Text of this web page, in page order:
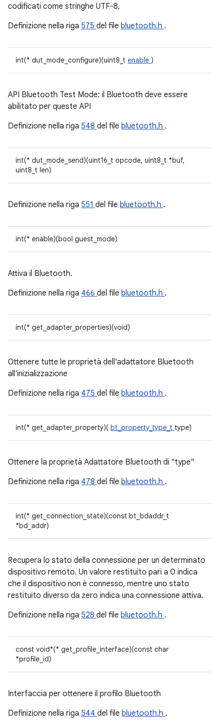
codificati come stringhe UTF-8.
Definizione nella riga 575 del file bluetooth.h .
int(* dut_mode_configure)(uint8_t enable )
API Bluetooth Test Mode: il Bluetooth deve essere
abilitato per queste API
Definizione nella riga 548 del file bluetooth.h .
int(* dut_mode_send)(uint16_t opcode, uint8_t *buf,
uint8_t len)
Definizione nella riga 551 del file bluetooth.h .
int(* enable)(bool guest_mode)
Attiva il Bluetooth.
Definizione nella riga 466 del file bluetooth.h .
int(* get_adapter_properties)(void)
Ottenere tutte le proprietà dell'adattatore Bluetooth
all'inizializzazione
Definizione nella riga 475 del file bluetooth.h .
int(* get_adapter_property)( bt_property_type_t type)
Ottenere la proprietà Adattatore Bluetooth di "type"
Definizione nella riga 478 del file bluetooth.h .
int(* get_connection_state)(const bt_bdaddr_t
*bd_addr)
Recupera lo stato della connessione per un determinato
dispositivo remoto. Un valore restituito pari a 0 indica
che il dispositivo non è connesso, mentre uno stato
restituito diverso da zero indica una connessione attiva.
Definizione nella riga 528 del file bluetooth.h .
const void*(* get_profile_interface)(const char
*profile_id)
Interfaccia per ottenere il profilo Bluetooth
Definizione nella riga 544 del file bluetooth.h .